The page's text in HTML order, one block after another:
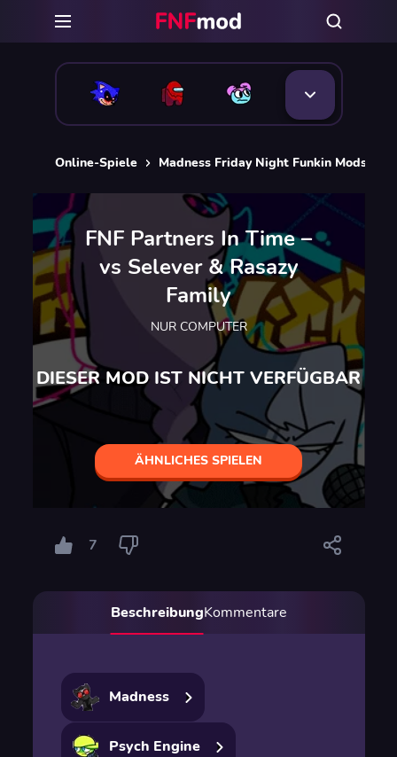
Online-Spiele Madness Friday Night Funkin Mods
FNF Partners In Time –
vs Selever & Rasazy
Family
NUR COMPUTER
DIESER MOD IST NICHT VERFÜGBAR
ÄHNLICHES SPIELEN
7
BeschreibungKommentare
Madness
Psych Engine